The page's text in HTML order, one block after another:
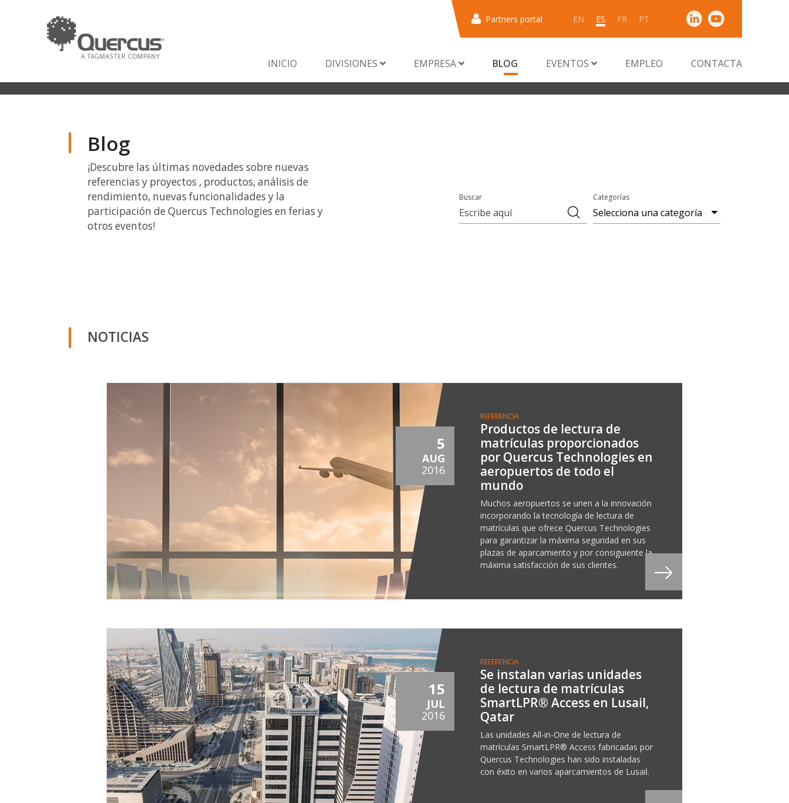
Partners portal EN ES FR PT
INICIO DIVISIONES EMPRESA BLOG EVENTOS EMPLEO CONTACTA
Blog
¡Descubre las últimas novedades sobre nuevas
referencias y proyectos , productos, análisis de
rendimiento, nuevas funcionalidades y la
participación de Quercus Technologies en ferias y
otros eventos!
Buscar Categorías
NOTICIAS
REFERENCIA
5
AUG
2016
Productos de lectura de
matrículas proporcionados
por Quercus Technologies en
aeropuertos de todo el
mundo
Muchos aeropuertos se unen a la innovación
incorporando la tecnología de lectura de
matrículas que ofrece Quercus Technologies
para garantizar la máxima seguridad en sus
plazas de aparcamiento y por consiguiente la
máxima satisfacción de sus clientes.
REFERENCIA
15
JUL
2016
Se instalan varias unidades
de lectura de matrículas
SmartLPR® Access en Lusail,
Qatar
Las unidades All-in-One de lectura de
matrículas SmartLPR® Access fabricadas por
Quercus Technologies han sido instaladas
con éxito en varios aparcamientos de Lusail.